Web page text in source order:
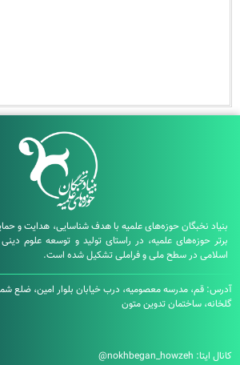
حوزه‌های علمیه با هدف شناسایی، هدایت و حمایت از
علمیه، در راستای تولید و توسعه علوم دینی و
در سطح ملی و فراملی تشکیل شده است.
مدرسه معصومیه، درب خیابان بلوار امین، ضلع شمالی
تدوین متون
nokhbegan_howzeh@